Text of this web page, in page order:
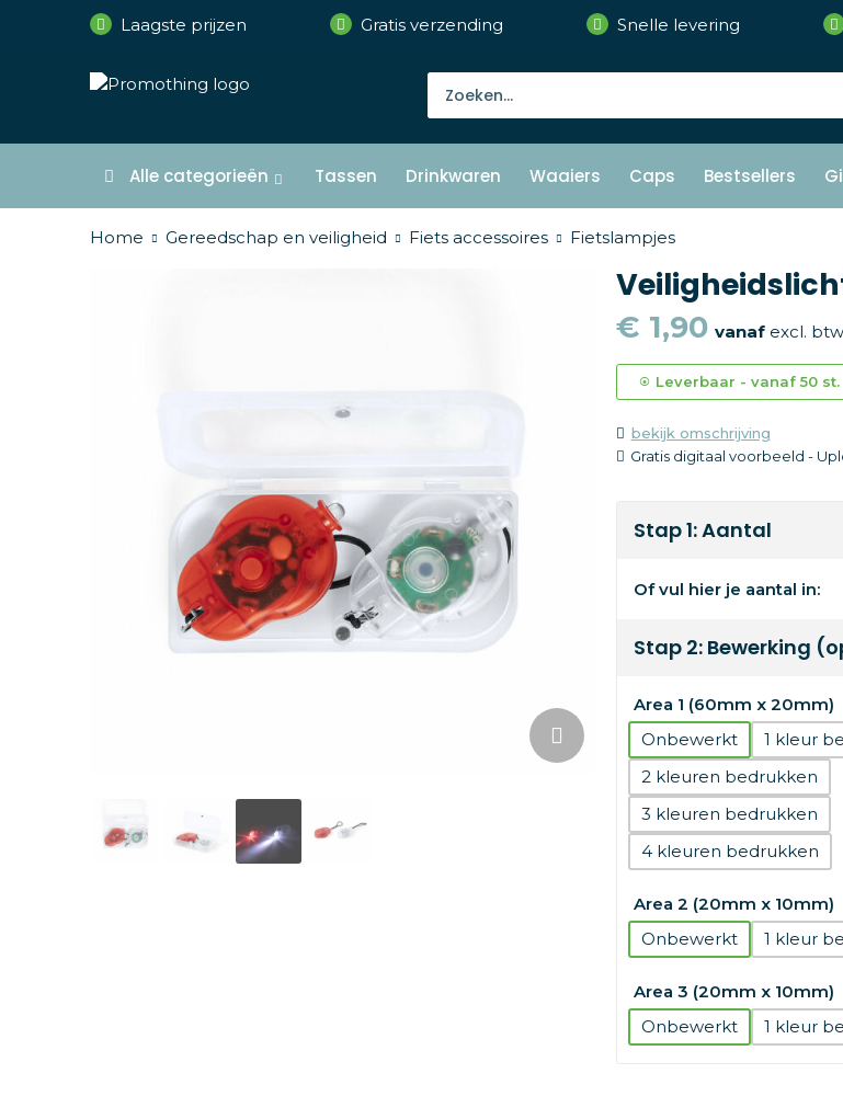
Laagste prijzen Gratis verzending Snelle levering
Alle categorieën Tassen Drinkwaren Waaiers Caps Bestsellers
Home Gereedschap en veiligheid Fiets accessoires Fietslampjes
€ 1,90 vanafexcl.
Leverbaar - vanaf 50 st.
bekijk omschrijving
Gratis digitaal voorbeeld -
Stap 1: Aantal
Of vul hier je aantal in:
Stap 2: Bewerking
Area 1 (60mm x 20mm)
Onbewerkt
1
2
3
4
Area 2 (20mm x 10mm)
Onbewerkt
1
Area 3 (20mm x 10mm)
Onbewerkt
1